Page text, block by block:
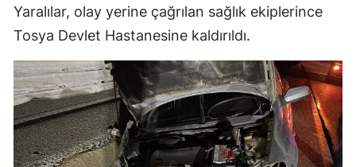
Bayburt
Karaman
Kırıkkale
Batman
Şırnak
Yaralılar, olay yerine çağrılan sağlık ekiplerince
Tosya Devlet Hastanesine kaldırıldı.